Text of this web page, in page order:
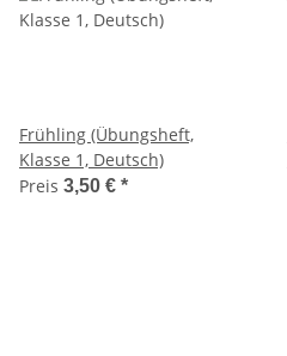
Frühling (Übungsheft,
Klasse 1, Deutsch)
Preis 3,50 € *